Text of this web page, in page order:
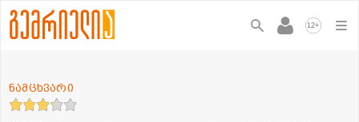
12+
ნამცხვარი